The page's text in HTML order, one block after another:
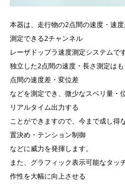
本器は、走行物の2点間の速度・速
測定できる2チャンネル
レーザドップラ速度測定システムです
独立した2点間の速度・長さ測定は
点間の速度差・変位差
などを測定でき、微少なスベリ量・
リアルタイム出力する
ことができますので、今まで成し得
置決め・テンション制御
などに威力を発揮します。
また、グラフィック表示可能なタッ
作性を大幅に向上させる